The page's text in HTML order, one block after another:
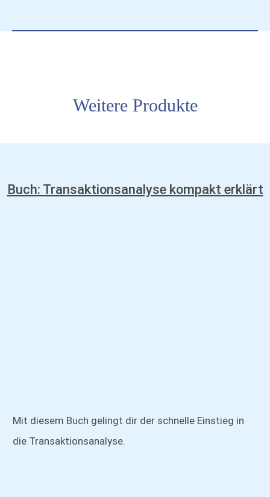
Weitere Produkte
Buch: Transaktionsanalyse kompakt erklärt
Mit diesem Buch gelingt dir der schnelle Einstieg in
die Transaktionsanalyse.